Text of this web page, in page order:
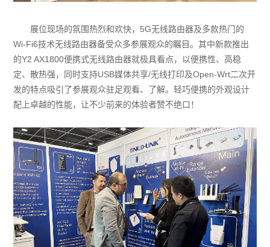
展位现场的氛围热烈和欢快，5G无线路由器及多款热门的
Wi-Fi6技术无线路由器备受众多参展观众的瞩目。其中新款推出
的Y2 AX1800便携式无线路由器就极具看点，以便携性、高稳
定、散热强，同时支持USB媒体共享/无线打印及Open-Wrt二次开
发的特点吸引了参展观众驻足观看、了解。轻巧便携的外观设计
配上卓越的性能，让不少前来的体验者赞不绝口！